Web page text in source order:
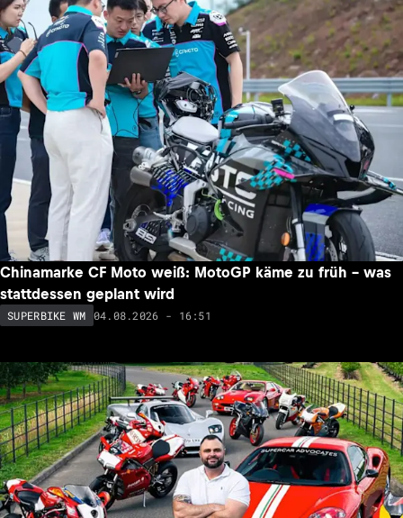
Chinamarke CF Moto weiß: MotoGP käme zu früh – was
stattdessen geplant wird
SUPERBIKE WM 04.08.2026 - 16:51